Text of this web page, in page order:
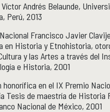
Andrés Belaunde,
Perú, 2013
Francisco Javier
en Historia y Etnohistoria,
y las Artes a través del
e Historia, 2001
honorífica en el IX Premio
Tesis de maestría de Historia
Nacional de México, 2001